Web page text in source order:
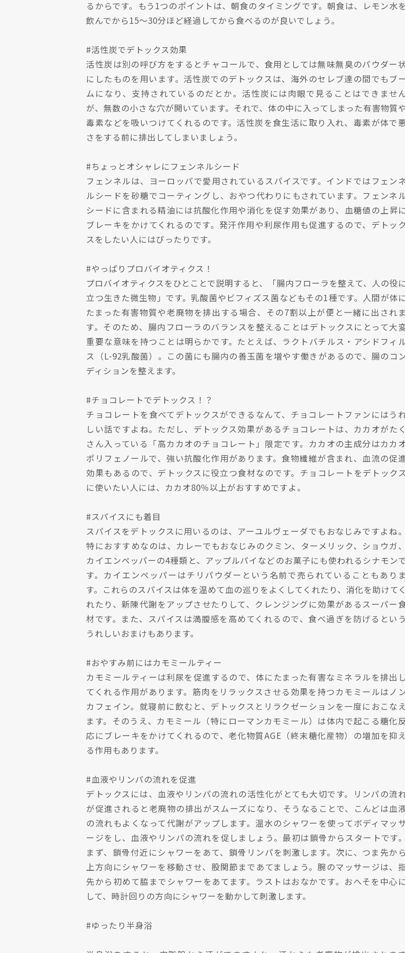
るからです。もう1つのポイントは、朝食のタイミングです。朝食は、レモン水を
飲んでから15～30分ほど経過してから食べるのが良いでしょう。
#活性炭でデトックス効果
活性炭は別の呼び方をするとチャコールで、食用としては無味無臭のパウダー
にしたものを用います。活性炭でのデトックスは、海外のセレブ達の間でもブー
ムになり、支持されているのだとか。活性炭には肉眼で見ることはできませ
が、無数の小さな穴が開いています。それで、体の中に入ってしまった有害物質
毒素などを吸いつけてくれるのです。活性炭を食生活に取り入れ、毒素が体で
さをする前に排出してしまいましょう。
#ちょっとオシャレにフェンネルシード
フェンネルは、ヨーロッパで愛用されているスパイスです。インドではフェン
ルシードを砂糖でコーティングし、おやつ代わりにもされています。フェンネ
シードに含まれる精油には抗酸化作用や消化を促す効果があり、血糖値の上昇に
ブレーキをかけてくれるのです。発汗作用や利尿作用も促進するので、デトック
スをしたい人にはぴったりです。
#やっぱりプロバイオティクス！
プロバイオティクスをひとことで説明すると、「腸内フローラを整えて、人の役に
立つ生きた微生物」です。乳酸菌やビフィズス菌などもその1種です。人間が体に
たまった有害物質や老廃物を排出する場合、その7割以上が便と一緒に出されま
す。そのため、腸内フローラのバランスを整えることはデトックスにとって大
重要な意味を持つことは明らかです。たとえば、ラクトバチルス・アシドフィ
ス（L-92乳酸菌）。この菌にも腸内の善玉菌を増やす働きがあるので、腸のコ
ディションを整えます。
#チョコレートでデトックス！？
チョコレートを食べてデトックスができるなんて、チョコレートファンにはう
しい話ですよね。ただし、デトックス効果があるチョコレートは、カカオがたく
さん入っている「高カカオのチョコレート」限定です。カカオの主成分はカカ
ポリフェノールで、強い抗酸化作用があります。食物繊維が含まれ、血流の促
効果もあるので、デトックスに役立つ食材なのです。チョコレートをデトックス
に使いたい人には、カカオ80％以上がおすすめですよ。
#スパイスにも着目
スパイスをデトックスに用いるのは、アーユルヴェーダでもおなじみですよね。
特におすすめなのは、カレーでもおなじみのクミン、ターメリック、ショウガ、
カイエンペッパーの4種類と、アップルパイなどのお菓子にも使われるシナモン
す。カイエンペッパーはチリパウダーという名前で売られていることもありま
す。これらのスパイスは体を温めて血の巡りをよくしてくれたり、消化を助けてく
れたり、新陳代謝をアップさせたりして、クレンジングに効果があるスーパー
材です。また、スパイスは満腹感を高めてくれるので、食べ過ぎを防げるという
うれしいおまけもあります。
#おやすみ前にはカモミールティー
カモミールティーは利尿を促進するので、体にたまった有害なミネラルを排出し
てくれる作用があります。筋肉をリラックスさせる効果を持つカモミールはノ
カフェイン。就寝前に飲むと、デトックスとリラクゼーションを一度におこなえ
ます。そのうえ、カモミール（特にローマンカモミール）は体内で起こる糖化
応にブレーキをかけてくれるので、老化物質AGE（終末糖化産物）の増加を抑え
る作用もあります。
#血液やリンパの流れを促進
デトックスには、血液やリンパの流れの活性化がとても大切です。リンパの流
が促進されると老廃物の排出がスムーズになり、そうなることで、こんどは血
の流れもよくなって代謝がアップします。温水のシャワーを使ってボディマッ
ージをし、血液やリンパの流れを促しましょう。最初は鎖骨からスタートです。
まず、鎖骨付近にシャワーをあて、鎖骨リンパを刺激します。次に、つま先から
上方向にシャワーを移動させ、股関節まであてましょう。腕のマッサージは、
先から初めて脇までシャワーをあてます。ラストはおなかです。おへそを中心に
して、時計回りの方向にシャワーを動かして刺激します。
#ゆったり半身浴